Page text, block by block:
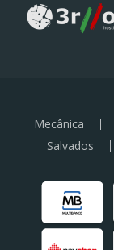
Mecânica
Salvados